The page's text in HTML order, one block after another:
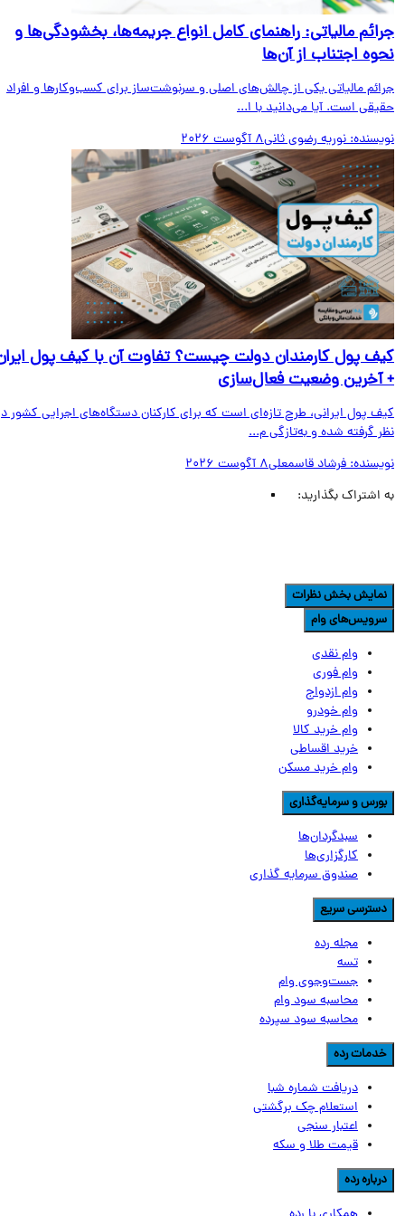
مالیاتی: راهنمای کامل انواع جریمه‌ها، بخشودگی‌ها و
اجتناب از آن‌ها
مالیاتی یکی از چالش‌های اصلی و سرنوشت‌ساز برای کسب‌وکارها و افراد
است. آیا می‌دانید با ا...
نوریه رضوی ثانی8 آگوست 2026
پول کارمندان دولت چیست؟ تفاوت آن با کیف پول ایران
وضعیت فعال‌سازی
پول ایرانی، طرح تازه‌ای است که برای کارکنان دستگاه‌های اجرایی کشور در
گرفته شده و به‌تازگی م...
فرشاد قاسمعلی8 آگوست 2026
اشتراک بگذارید:
بخش نظرات
وام
وام نقدی
وام فوری
وام ازدواج
وام خودرو
وام خرید کالا
خرید اقساطی
وام خرید مسکن
و سرمایه‌گذاری
سبدگردان‌ها
کارگزاری‌ها
صندوق سرمایه گذاری
سریع
مجله رده
تسه
جست‌وجوی وام
محاسبه سود وام
محاسبه سود سپرده
رده
دریافت شماره شبا
استعلام چک برگشتی
اعتبار سنجی
قیمت طلا و سکه
رده